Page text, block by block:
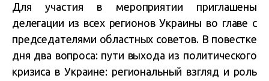
Для участия в мероприятии приглашены
делегации из всех регионов Украины во главе с
председателями областных советов. В повестке
дня два вопроса: пути выхода из политического
кризиса в Украине: региональный взгляд и роль